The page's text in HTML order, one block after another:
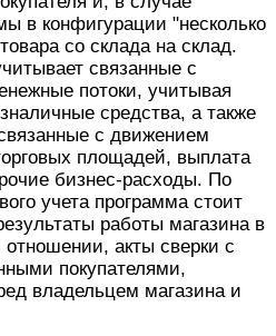
в конфигурации "несколько
со склада на склад.
связанные с
потоки, учитывая
средства, а также
с движением
площадей, выплата
бизнес-расходы. По
учета программа стоит
работы магазина в
акты сверки с
покупателями,
владельцем магазина и